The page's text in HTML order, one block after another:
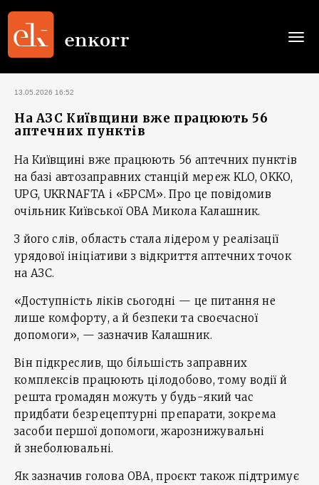
13.05.2026 16:52
На АЗС Київщини вже працюють 56
аптечних пунктів
На Київщині вже працюють 56 аптечних пунктів
на базі автозаправних станцій мереж KLO, OKKO,
UPG, UKRNAFTA і «БРСМ». Про це повідомив
очільник Київської ОВА Микола Калашник.
З його слів, область стала лідером у реалізації
урядової ініціативи з відкриття аптечних точок
на АЗС.
«Доступність ліків сьогодні — це питання не
лише комфорту, а й безпеки та своєчасної
допомоги», — зазначив Калашник.
Він підкреслив, що більшість заправних
комплексів працюють цілодобово, тому водії й
решта громадян можуть у будь-який час
придбати безрецептурні препарати, зокрема
засоби першої допомоги, жарознижувальні
й знеболювальні.
Як зазначив голова ОВА, проєкт також підтримує